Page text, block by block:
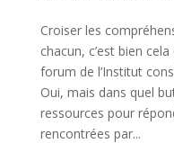
Croiser les
chacun, c’est bien
forum de l’Institut
Oui, mais dans quel
ressources pour
rencontrées par...